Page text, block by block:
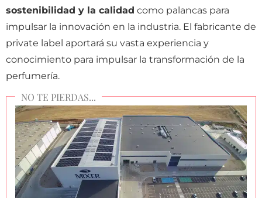
sostenibilidad y la calidad como palancas para
impulsar la innovación en la industria. El fabricante de
private label aportará su vasta experiencia y
conocimiento para impulsar la transformación de la
perfumería.